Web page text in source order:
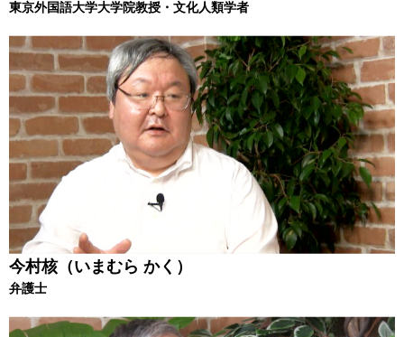
東京外国語大学大学院教授・文化人類学者
今村核（いまむら かく）
弁護士